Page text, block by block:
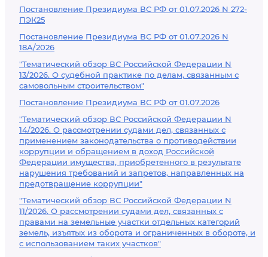
Постановление Президиума ВС РФ от 01.07.2026 N 272-
ПЭК25
Постановление Президиума ВС РФ от 01.07.2026 N
18А/2026
"Тематический обзор ВС Российской Федерации N
13/2026. О судебной практике по делам, связанным с
самовольным строительством"
Постановление Президиума ВС РФ от 01.07.2026
"Тематический обзор ВС Российской Федерации N
14/2026. О рассмотрении судами дел, связанных с
применением законодательства о противодействии
коррупции и обращением в доход Российской
Федерации имущества, приобретенного в результате
нарушения требований и запретов, направленных на
предотвращение коррупции"
"Тематический обзор ВС Российской Федерации N
11/2026. О рассмотрении судами дел, связанных с
правами на земельные участки отдельных категорий
земель, изъятых из оборота и ограниченных в обороте, и
с использованием таких участков"